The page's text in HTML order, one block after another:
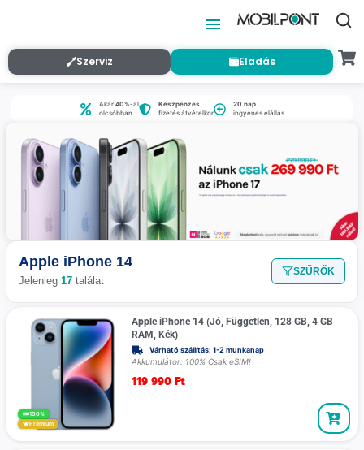
Szerviz Eladás
Akár40%-al
olcsóbban
Készpénzes
fizetés átvételkor
20 nap
ingyenes elállás
Apple iPhone 14
Jelenleg 17 találat
SZŰRŐK
100%
Prémium
Apple iPhone 14 (Jó, Független, 128 GB, 4 GB
RAM, Kék)
Várható szállítás: 1-2 munkanap
Akkumulátor: 100% Csak eSIM!
119 990 Ft